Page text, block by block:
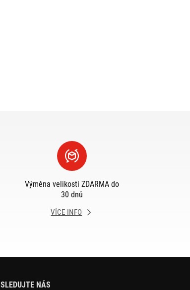
Výměna velikosti ZDARMA do
30 dnů
VÍCE INFO
SLEDUJTE NÁS